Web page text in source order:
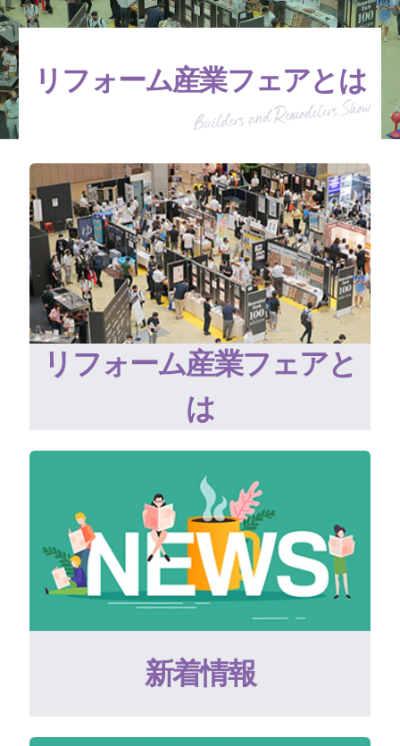
リフォーム産業フェアとは
リフォーム産業フェアと
は
新着情報